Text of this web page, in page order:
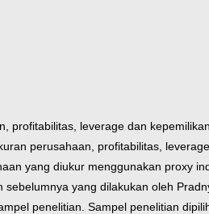
profitabilitas, leverage dan
perusahaan, profitabilitas,
yang diukur menggunakan proxy
yang dilakukan oleh
penelitian. Sampel penelitian